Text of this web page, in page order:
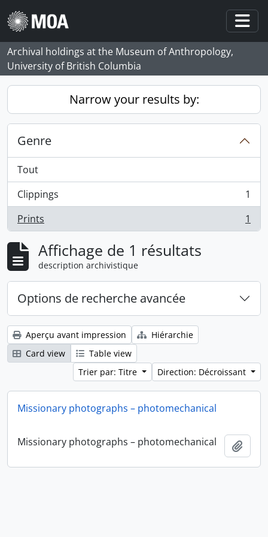
Skip to main content
Archival holdings at the Museum of Anthropology,
University of British Columbia
Narrow your results by:
Genre
Tout
Clippings
, 1 résultats
1
Prints
, 1 résultats 1
Affichage de 1 résultats
description archivistique
Options de recherche avancée
Aperçu avant impression
Hiérarchie
Card view
Table view
Trier par: Titre
Direction: Décroissant
Missionary photographs – photomechanical
Missionary photographs – photomechanical